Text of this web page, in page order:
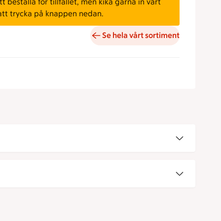
trycka på knappen nedan.
Se hela vårt sortiment